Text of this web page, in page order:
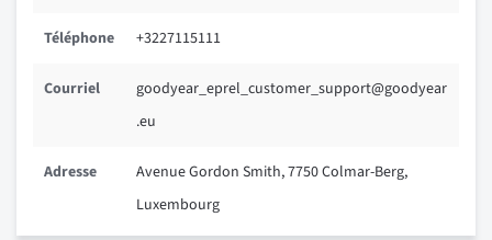
Téléphone +3227115111
Courriel
goodyear_eprel_customer_support@goodyear
.eu
Adresse
Avenue Gordon Smith, 7750 Colmar-Berg,
Luxembourg